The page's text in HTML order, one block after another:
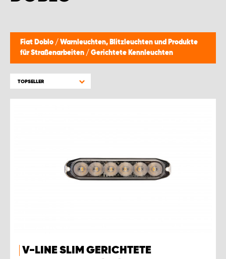
Fiat Doblo / Warnleuchten, Blitzleuchten und Produkte
für Straßenarbeiten / Gerichtete Kennleuchten
TOPSELLER
V-LINE SLIM GERICHTETE